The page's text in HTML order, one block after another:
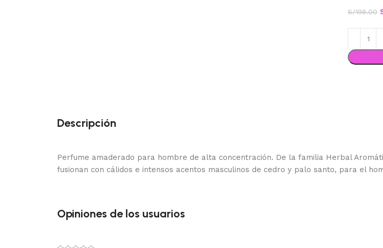
S/198.00
Descripción
Perfume amaderado para hombre de alta concentración. De la familia Herbal
fusionan con cálidos e intensos acentos masculinos de cedro y palo santo, para el
Opiniones de los usuarios